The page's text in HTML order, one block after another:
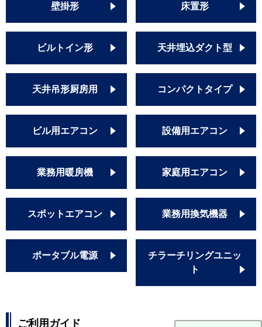
壁掛形 床置形
ビルトイン形 天井埋込ダクト型
天井吊形厨房用 コンパクトタイプ
ビル用エアコン 設備用エアコン
業務用暖房機 家庭用エアコン
スポットエアコン 業務用換気機器
ポータブル電源
チラーチリングユニッ
ト
ご利用ガイド